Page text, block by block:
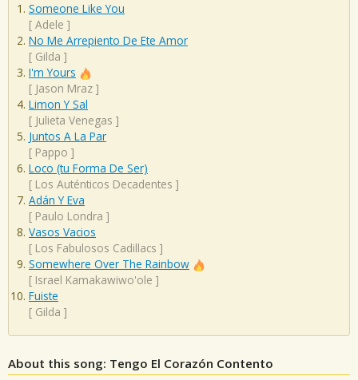
Someone Like You
[ Adele ]
No Me Arrepiento De Ete Amor
[ Gilda ]
I'm Yours
[ Jason Mraz ]
Limon Y Sal
[ Julieta Venegas ]
Juntos A La Par
[ Pappo ]
Loco (tu Forma De Ser)
[ Los Auténticos Decadentes ]
Adán Y Eva
[ Paulo Londra ]
Vasos Vacios
[ Los Fabulosos Cadillacs ]
Somewhere Over The Rainbow
[ Israel Kamakawiwo'ole ]
Fuiste
[ Gilda ]
About this song: Tengo El Corazón Contento